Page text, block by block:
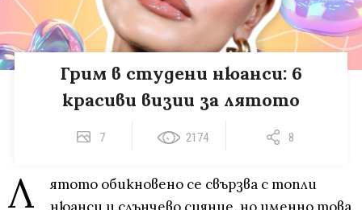
Грим в студени нюанси: 6
красиви визии за лятото
7 2174 8
Л
ятото обикновено се свързва с топли